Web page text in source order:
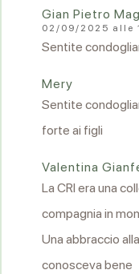
Gian Pietro
02/09/2025 alle
Sentite
Mery
Sentite
forte ai figli
Valentina
La CRI era una
compagnia in
Una abbraccio
conosceva bene